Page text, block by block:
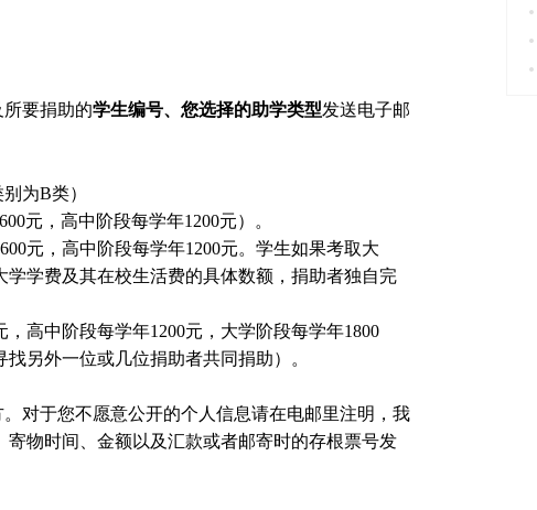
所要捐助的学生编号、您选择的助学类型发送电子邮
为B类）
元，高中阶段每学年1200元）。
元，高中阶段每学年1200元。 学生如果考取大
学费及其在校生活费的具体数额，捐助者独自完
高中阶段每学年1200元，大学阶段每学年1800
另外一位或几位捐助者共同捐助）。
对于您不愿意公开的个人信息请在电邮里注明，我
物时间、金额以及汇款或者邮寄时的存根票号发